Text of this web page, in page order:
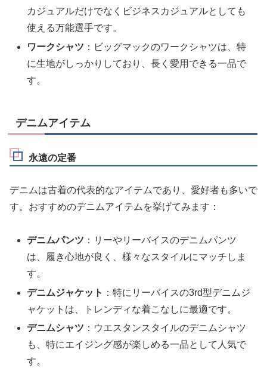
カジュアルだけでなくビジネスカジュアルとしても
使える万能選手です。
ワークシャツ ：ビッグマックのワークシャツは、特
に生地がしっかりしており、長く愛用できる一品で
す。
デニムアイテム
永遠の定番
デニムは古着の代表的なアイテムであり、愛好者も多いで
す。おすすめのデニムアイテムを挙げてみます：
デニムパンツ ：リーやリーバイスのデニムパンツ
は、履き心地が良く、様々なスタイルにマッチしま
す。
デニムジャケット ：特にリーバイスの3rd型デニムジ
ャケットは、トレンディな着こなしに最適です。
デニムシャツ ：ウエスタンスタイルのデニムシャツ
も、特にエイジング感が楽しめる一品として人気で
す。